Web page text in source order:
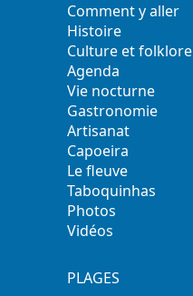
Comment y aller
Histoire
Culture et folklore
Agenda
Vie nocturne
Gastronomie
Artisanat
Capoeira
Le fleuve
Taboquinhas
Photos
Vidéos
PLAGES